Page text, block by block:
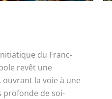
du Franc-
revêt une
la voie à une
profonde de soi-